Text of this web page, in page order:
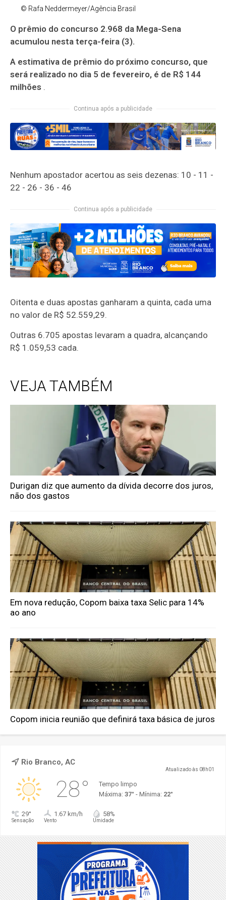
© Rafa Neddermeyer/Agência Brasil
O prêmio do concurso 2.968 da Mega-Sena
acumulou nesta terça-feira (3).
A estimativa de prêmio do próximo concurso, que
será realizado no dia 5 de fevereiro, é de R$ 144
milhões .
Continua após a publicidade
Nenhum apostador acertou as seis dezenas: 10 - 11 -
22 - 26 - 36 - 46
Continua após a publicidade
Oitenta e duas apostas ganharam a quinta, cada uma
no valor de R$ 52.559,29.
Outras 6.705 apostas levaram a quadra, alcançando
R$ 1.059,53 cada.
VEJA TAMBÉM
Durigan diz que aumento da dívida decorre dos juros,
não dos gastos
Em nova redução, Copom baixa taxa Selic para 14%
ao ano
Copom inicia reunião que definirá taxa básica de juros
Rio Branco, AC
Atualizado às 08h01
28°
Tempo limpo
Máxima: 37° - Mínima: 22°
29°
Sensação
1.67 km/h
Vento
58%
Umidade